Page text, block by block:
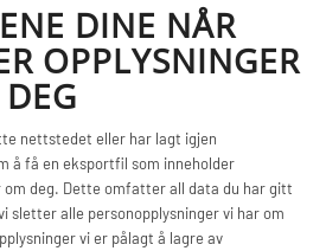
DINE NÅR
OPPLYSNINGER
nettstedet eller har lagt igjen
å få en eksportfil som inneholder
om deg. Dette omfatter all data du har gitt
sletter alle personopplysninger vi har om
vi er pålagt å lagre av